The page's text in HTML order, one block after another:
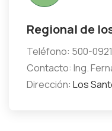
Regional de
Teléfono: 500-0921
Contacto: Ing.
Dirección: Los